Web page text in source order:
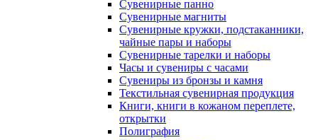
Сувенирные панно
Сувенирные магниты
Сувенирные кружки, подстаканники,
чайные пары и наборы
Сувенирные тарелки и наборы
Часы и сувениры с часами
Сувениры из бронзы и камня
Текстильная сувенирная продукция
Книги, книги в кожаном переплете,
открытки
Полиграфия